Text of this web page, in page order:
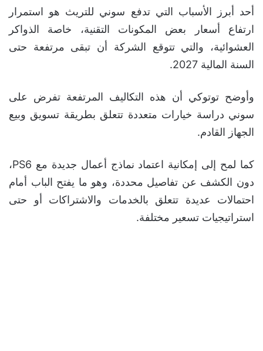
أحد أبرز الأسباب التي تدفع سوني للتريث هو استمرار
ارتفاع أسعار بعض المكونات التقنية، خاصة الذواكر
العشوائية، والتي تتوقع الشركة أن تبقى مرتفعة حتى
السنة المالية 2027.
وأوضح توتوكي أن هذه التكاليف المرتفعة تفرض على
سوني دراسة خيارات متعددة تتعلق بطريقة تسويق وبيع
الجهاز القادم.
كما لمح إلى إمكانية اعتماد نماذج أعمال جديدة مع PS6،
دون الكشف عن تفاصيل محددة، وهو ما يفتح الباب أمام
احتمالات عديدة تتعلق بالخدمات والاشتراكات أو حتى
استراتيجيات تسعير مختلفة.